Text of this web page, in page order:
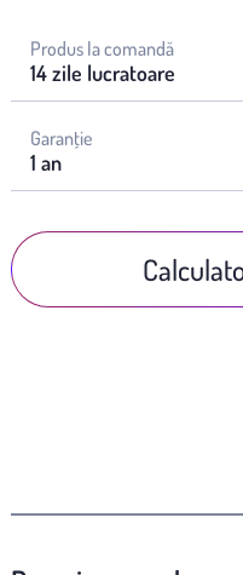
Produs la comandă
14 zile lucratoare
Garanţie
1 an